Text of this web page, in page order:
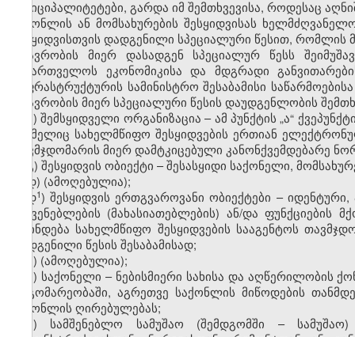
მუნიციპალიტეტები, გარდა იმ შემთხვევისა, როდესაც
საქონლის ან მომსახურების შესყიდვისას
შესყიდვისთვის დადგენილი სპეციალური წესით,
მთავრობის მიერ დასადგენ სპეციალურ წესს
საქართველოს ეკონომიკისა და მდგრადი
ინფრასტრუქტურის სამინისტრო შესაბამისი
მთავრობის მიერ სპეციალური წესის დაუდგენლობის
ბ) შემსყიდველი ორგანიზაცია – ამ პუნქტის „ა“
რომელიც სახელმწიფო შესყიდვების ერთიან
თავმჯდომარის მიერ დამტკიცებული კანონქვემდებარე
გ) შესყიდვის ობიექტი – შესასყიდი საქონელი,
დ) (ამოღებულია);
დ​1) შესყიდვის ერთგვაროვანი ობიექტები –
მაჩვენებლების (მახასიათებლების) ან/და ფუნქციების
დგინდება სახელმწიფო შესყიდვების სააგენტოს
დადგენილი წესის შესაბამისად;
ე) (ამოღებულია);
ვ) საქონელი – ნებისმიერი სახისა და აღწერილობის
მდგომარეობაში, აგრეთვე საქონლის მიწოდების
საქონლის ღირებულებას;
ზ) სამშენებლო სამუშაო (შემდგომში –